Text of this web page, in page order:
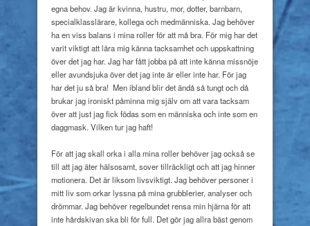
egna behov. Jag är kvinna, hustru, mor, dotter, barnbarn,
specialklasslärare, kollega och medmänniska. Jag behöver
ha en viss balans i mina roller för att må bra. För mig har det
varit viktigt att lära mig känna tacksamhet och uppskattning
över det jag har. Jag har fått jobba på att inte känna missnöje
eller avundsjuka över det jag inte är eller inte har. För jag
har det ju så bra! Men ibland blir det ändå så tungt och då
brukar jag ironiskt påminna mig själv om att vara tacksam
över att just jag fick födas som en människa och inte som en
daggmask. Vilken tur jag haft!
För att jag skall orka i alla mina roller behöver jag också se
till att jag äter hälsosamt, sover tillräckligt och att jag hinner
motionera. Det är liksom livsviktigt. Jag behöver personer i
mitt liv som orkar lyssna på mina grubblerier, analyser och
drömmar. Jag behöver regelbundet rensa min hjärna för att
inte hårdskivan ska bli för full. Det gör jag allra bäst genom